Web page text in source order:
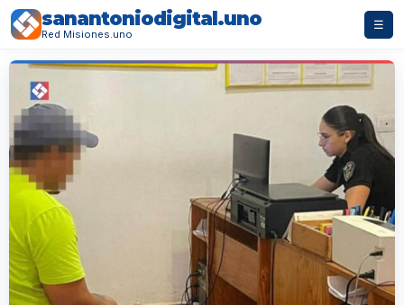
sanantoniodigital.uno
Red Misiones.uno
☰